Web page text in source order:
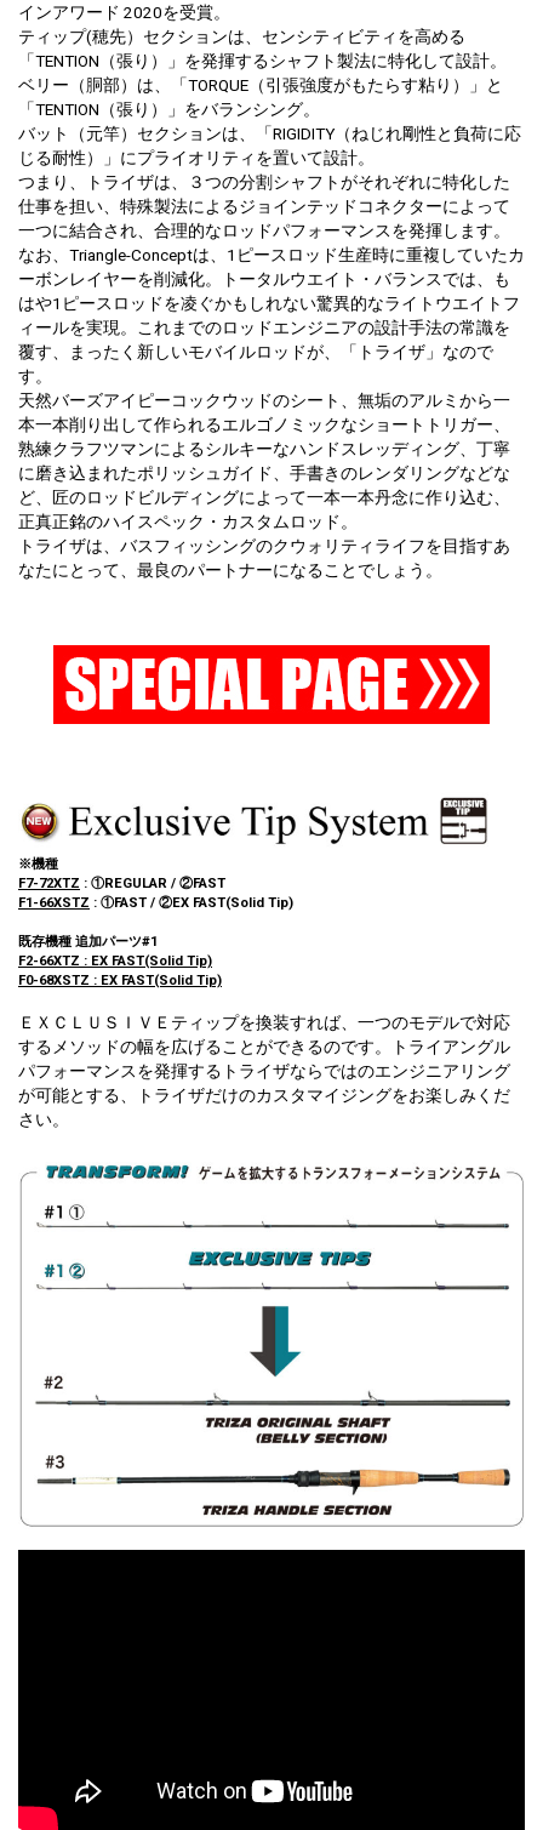
インアワード 2020を受賞。
ティップ(穂先）セクションは、センシティビティを高める
「TENTION（張り）」を発揮するシャフト製法に特化して設計。
ベリー（胴部）は、「TORQUE（引張強度がもたらす粘り）」と
「TENTION（張り）」をバランシング。
バット（元竿）セクションは、「RIGIDITY（ねじれ剛性と負荷に応
じる耐性）」にプライオリティを置いて設計。
つまり、トライザは、３つの分割シャフトがそれぞれに特化した
仕事を担い、特殊製法によるジョインテッドコネクターによって
一つに結合され、合理的なロッドパフォーマンスを発揮します。
なお、Triangle-Conceptは、1ピースロッド生産時に重複していたカ
ーボンレイヤーを削減化。トータルウエイト・バランスでは、も
はや1ピースロッドを凌ぐかもしれない驚異的なライトウエイトフ
ィールを実現。これまでのロッドエンジニアの設計手法の常識を
覆す、まったく新しいモバイルロッドが、「トライザ」なので
す。
天然バーズアイピーコックウッドのシート、無垢のアルミから一
本一本削り出して作られるエルゴノミックなショートトリガー、
熟練クラフツマンによるシルキーなハンドスレッディング、丁寧
に磨き込まれたポリッシュガイド、手書きのレンダリングなどな
ど、匠のロッドビルディングによって一本一本丹念に作り込む、
正真正銘のハイスペック・カスタムロッド。
トライザは、バスフィッシングのクウォリティライフを目指すあ
なたにとって、最良のパートナーになることでしょう。
※機種
F7-72XTZ : ①REGULAR / ②FAST
F1-66XSTZ : ①FAST / ②EX FAST(Solid Tip)
既存機種 追加パーツ#1
F2-66XTZ : EX FAST(Solid Tip)
F0-68XSTZ : EX FAST(Solid Tip)
ＥＸＣＬＵＳＩＶＥティップを換装すれば、一つのモデルで対応
するメソッドの幅を広げることができるのです。トライアングル
パフォーマンスを発揮するトライザならではのエンジニアリング
が可能とする、トライザだけのカスタマイジングをお楽しみくだ
さい。